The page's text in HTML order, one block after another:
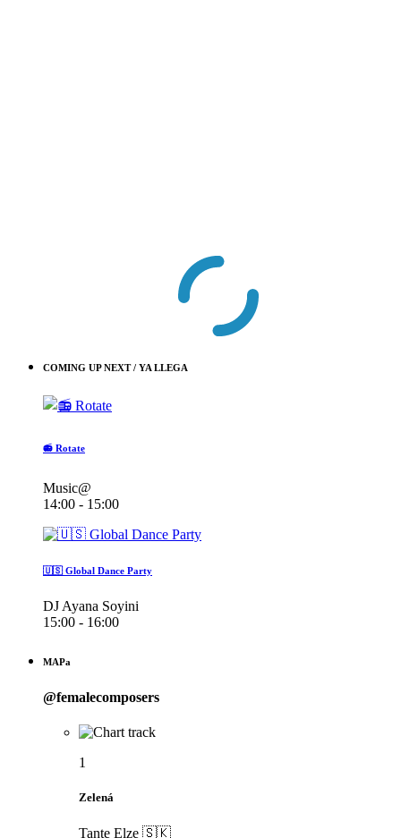
COMING UP NEXT / YA LLEGA
📻 Rotate
Music@
14:00 - 15:00
🇺🇸 Global Dance Party
DJ Ayana Soyini
15:00 - 16:00
MAPa
@femalecomposers
1
Zelená
Tante Elze 🇸🇰